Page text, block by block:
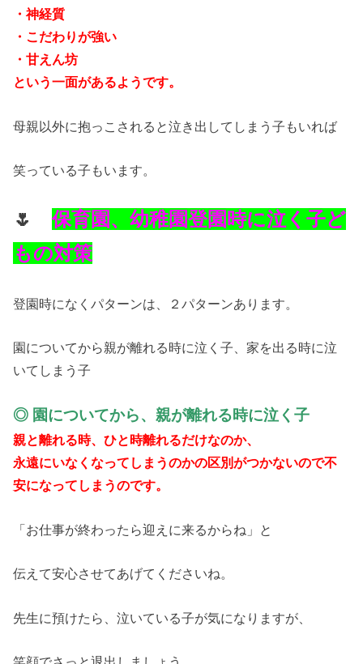
・神経質
・こだわりが強い
・甘えん坊
という一面があるようです。
母親以外に抱っこされると泣き出してしまう子もいれば
笑っている子もいます。
🌷保育園、幼稚園登園時に泣く子ど
もの対策
登園時になくパターンは、２パターンあります。
園についてから親が離れる時に泣く子、家を出る時に泣
いてしまう子
◎ 園についてから、親が離れる時に泣く子
親と離れる時、ひと時離れるだけなのか、
永遠にいなくなってしまうのかの区別がつかないので不
安になってしまうのです。
「お仕事が終わったら迎えに来るからね」と
伝えて安心させてあげてくださいね。
先生に預けたら、泣いている子が気になりますが、